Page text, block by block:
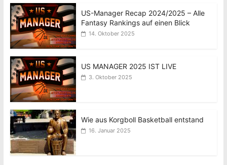
US-Manager Recap 2024/2025 – Alle
Fantasy Rankings auf einen Blick
14. Oktober 2025
US MANAGER 2025 IST LIVE
3. Oktober 2025
Wie aus Korgboll Basketball entstand
16. Januar 2025